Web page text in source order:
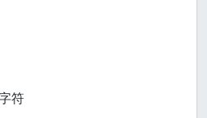
符